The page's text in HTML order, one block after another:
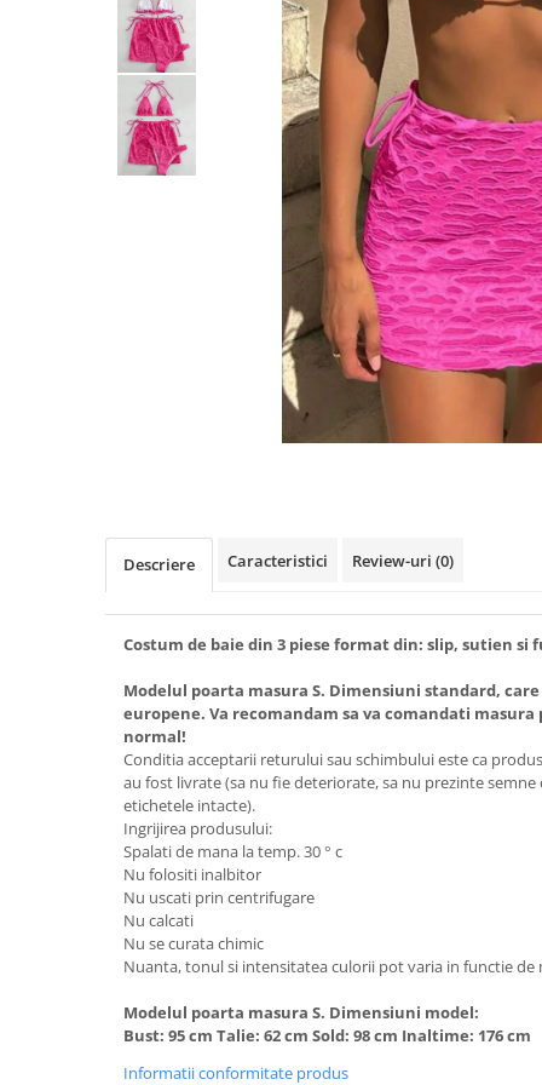
Descriere Caracteristici Review-uri (0)
Costum de baie din 3 piese format din: slip, sutien si
Modelul poarta masura S. Dimensiuni standard,
europene. Va recomandam sa va comandati
normal!
Conditia acceptarii returului sau schimbului este ca
au fost livrate (sa nu fie deteriorate, sa nu prezinte
etichetele intacte).
Ingrijirea produsului:
Spalati de mana la temp. 30 ° c
Nu folositi inalbitor
Nu uscati prin centrifugare
Nu calcati
Nu se curata chimic
Nuanta, tonul si intensitatea culorii pot varia in functie de
Modelul poarta masura S. Dimensiuni model:
Bust: 95 cm Talie: 62 cm Sold: 98 cm Inaltime: 176 cm
Informatii conformitate produs